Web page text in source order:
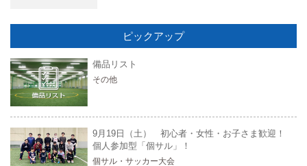
ピックアップ
備品リスト
その他
9月19日（土） 初心者・女性・お子さま歓迎！
個人参加型「個サル」！
個サル・サッカー大会